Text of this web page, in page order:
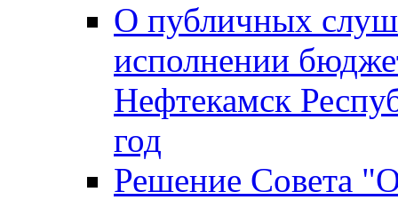
О публичных
исполнении
Нефтекамск
год
Решение Совета